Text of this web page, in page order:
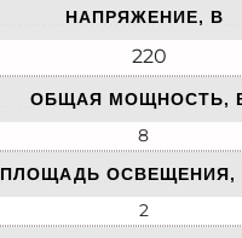
НАПРЯЖЕНИЕ, В
220
ОБЩАЯ МОЩНОСТЬ,
8
ПЛОЩАДЬ ОСВЕЩЕНИЯ,
2